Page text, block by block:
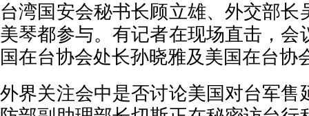
台湾国安会秘书长顾立雄、外交部长
美琴都参与。有记者在现场直击，会
国在台协会处长孙晓雅及美国在台协
外界关注会中是否讨论美国对台军售